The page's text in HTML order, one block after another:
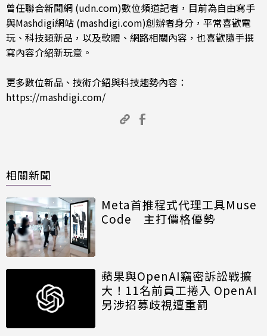
曾任聯合新聞網 (udn.com)數位頻道記者，目前為自由寫手
與Mashdigi網站 (mashdigi.com)創辦者身分，平常喜歡電
玩、科技類新品，以及軟體、網路相關內容，也喜歡隨手撰
寫內容介紹新玩意。
更多數位新品、技術介紹與科技趨勢內容：
https://mashdigi.com/
相關新聞
Meta首推程式代理工具Muse
Code 主打價格優勢
蘋果與OpenAI竊密訴訟戰擴
大！11名前員工捲入 OpenAI
另涉招募歧視遭重罰